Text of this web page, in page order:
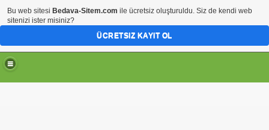
Bu web sitesi Bedava-Sitem.com ile ücretsiz oluşturuldu. Siz de kendi web
sitenizi ister misiniz?
ÜCRETSIZ KAYIT OL